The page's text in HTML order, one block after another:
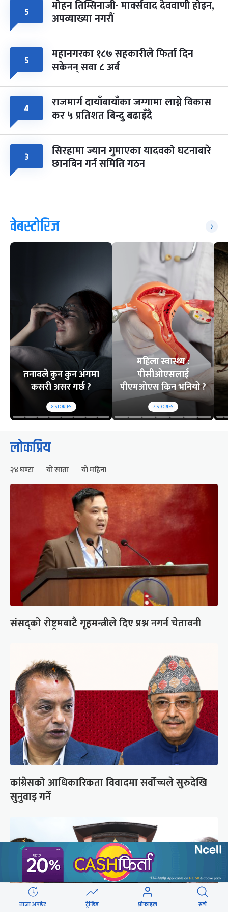
५ मोहन तिम्सिनाजी- मार्क्सवाद देववाणी होइन,
अपव्याख्या नगरौं
५ महानगरका १८७ सहकारीले फिर्ता दिन
सकेनन् सवा ८ अर्ब
४ राजमार्ग दायाँबायाँका जग्गामा लाग्ने विकास
कर ५ प्रतिशत बिन्दु बढाइँदै
३ सिरहामा ज्यान गुमाएका यादवको घटनाबारे
छानबिन गर्न समिति गठन
वेबस्टोरिज
तनावले कुन कुन अंगमा
कसरी असर गर्छ ?
8STORIES
महिला स्वास्थ्य :
पीसीओएसलाई
पीएमओएस किन भनियो ?
7STORIES
लोकप्रिय
२४ घण्टा यो साता यो महिना
संसद्को रोष्ट्रमबाटै गृहमन्त्रीले दिए प्रश्न नगर्न चेतावनी
कांग्रेसको आधिकारिकता विवादमा सर्वोच्चले सुरुदेखि
सुनुवाइ गर्ने
ताजा अपडेट ट्रेन्डिङ प्रोफाइल सर्च